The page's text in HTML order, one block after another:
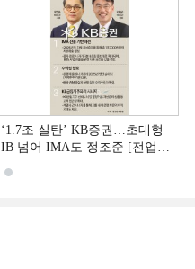
‘1.7조 실탄’ KB증권…초대형
IB 넘어 IMA도 정조준 [전업계